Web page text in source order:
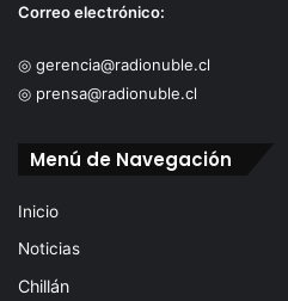
Correo electrónico:
◎ gerencia@radionuble.cl
◎ prensa@radionuble.cl
Menú de Navegación
Inicio
Noticias
Chillán